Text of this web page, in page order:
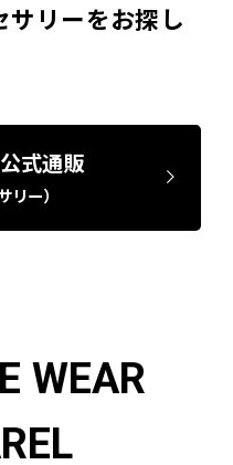
サリーをお探し
式通販
リー）
WEAR